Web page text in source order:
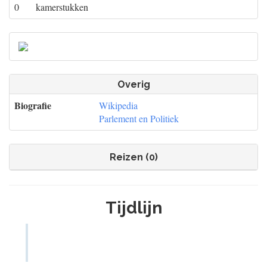
0
kamerstukken
Overig
Biografie
Wikipedia
Parlement en Politiek
Reizen (0)
Tijdlijn